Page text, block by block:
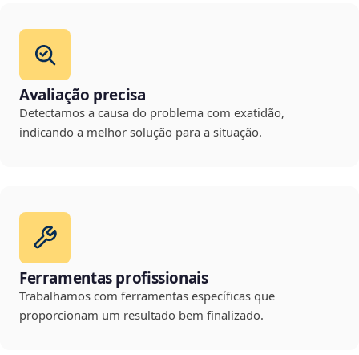
Avaliação precisa
Detectamos a causa do problema com exatidão,
indicando a melhor solução para a situação.
Ferramentas profissionais
Trabalhamos com ferramentas específicas que
proporcionam um resultado bem finalizado.